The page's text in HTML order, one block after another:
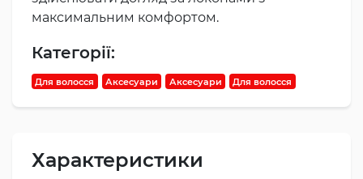
максимальним комфортом.
Категорії:
Для волосся Аксесуари Аксесуари Для волосся
Характеристики